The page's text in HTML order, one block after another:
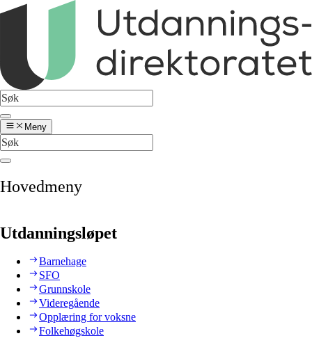
Meny
Hovedmeny
Utdanningsløpet
Barnehage
SFO
Grunnskole
Videregående
Opplæring for voksne
Folkehøgskole